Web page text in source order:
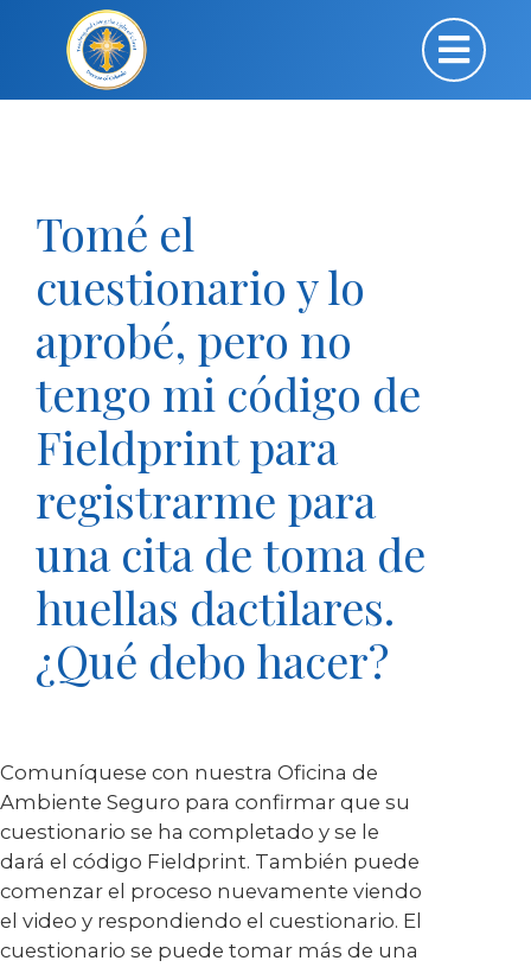
Tomé el
cuestionario y lo
aprobé, pero no
tengo mi código de
Fieldprint para
registrarme para
una cita de toma de
huellas dactilares.
¿Qué debo hacer?
Comuníquese con nuestra Oficina de
Ambiente Seguro para confirmar que su
cuestionario se ha completado y se le
dará el código Fieldprint. También puede
comenzar el proceso nuevamente viendo
el video y respondiendo el cuestionario. El
cuestionario se puede tomar más de una